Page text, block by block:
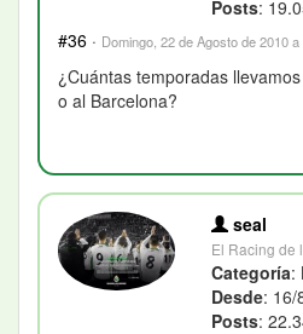
Posts:
#36 · Domingo, 22 de Agosto de 2010
¿Cuántas temporadas
o al Barcelona?
seal
El Racing de
Categoría:
Desde: 16/
Posts: